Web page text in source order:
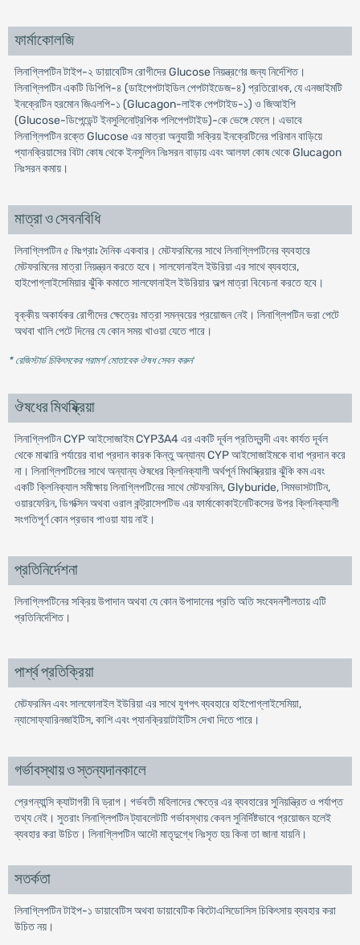
ফার্মাকোলজি
লিনাগ্লিপটিন টাইপ-২ ডায়াবেটিস রোগীদের Glucose নিয়ন্ত্রণের জন্য নির্দেশিত।
লিনাগ্লিপটিন একটি ডিপিপি-৪ (ডাইপেপটাইডিল পেপটাইডেজ-৪) প্রতিরোধক, যে এনজাইমটি
ইনক্রেটিন হরমোন জিএলপি-১ (Glucagon-লাইক পেপটাইড-১) ও জিআইপি
(Glucose-ডিপেন্ডেন্ট ইনসুলিনোট্রপিক পলিপেপটাইড)-কে ভেঙ্গে ফেলে। এভাবে
লিনাগ্লিপটিন রক্তে Glucose এর মাত্রা অনুযায়ী সক্রিয় ইনক্রেটিনের পরিমান বাড়িয়ে
প্যানক্রিয়াসের বিটা কোষ থেকে ইনসুলিন নিঃসরন বাড়ায় এবং আলফা কোষ থেকে Glucagon
নিঃসরন কমায়।
মাত্রা ও সেবনবিধি
লিনাগ্লিপটিন ৫ মিঃগ্রাঃ দৈনিক একবার। মেটফরমিনের সাথে লিনাগ্লিপটিনের ব্যবহারে
মেটফরমিনের মাত্রা নিয়ন্ত্রন করতে হবে। সালফোনাইল ইউরিয়া এর সাথে ব্যবহারে,
হাইপোগ্লাইসেমিয়ার ঝুঁকি কমাতে সালফোনাইল ইউরিয়ার অল্প মাত্রা বিবেচনা করতে হবে।
বৃক্কীয় অকার্যকর রোগীদের ক্ষেত্রেঃ মাত্রা সমন্বয়ের প্রয়োজন নেই। লিনাগ্লিপটিন ভরা পেটে
অথবা খালি পেটে দিনের যে কোন সময় খাওয়া যেতে পারে।
* রেজিস্টার্ড চিকিৎসকের পরামর্শ মোতাবেক ঔষধ সেবন করুন'
ঔষধের মিথষ্ক্রিয়া
লিনাগ্লিপটিন CYP আইসোজাইম CYP3A4 এর একটি দূর্বল প্রতিদ্বন্দী এবং কার্যত দূর্বল
থেকে মাঝারি পর্যায়ের বাধা প্রদান কারক কিন্তু অন্যান্য CYP আইসোজাইমকে বাধা প্রদান করে
না। লিনাগ্লিপটিনের সাথে অন্যান্য ঔষধের ক্লিনিক্যালী অর্থপূর্ন মিথস্ক্রিয়ার ঝুঁকি কম এবং
একটি ক্লিনিক্যাল সমীক্ষায় লিনাগ্লিপটিনের সাথে মেটফরমিন, Glyburide, সিমভাসটাটিন,
ওয়ারফেরিন, ডিগক্সিন অথবা ওরাল কন্ট্রাসেপটিভ এর ফার্মাকোকাইনেটিকসের উপর ক্লিনিক্যালী
সংগতিপূর্ণ কোন প্রভাব পাওয়া যায় নাই।
প্রতিনির্দেশনা
লিনাগ্লিপটিনের সক্রিয় উপাদান অথবা যে কোন উপাদানের প্রতি অতি সংবেদনশীলতায় এটি
প্রতিনির্দেশিত।
পার্শ্ব প্রতিক্রিয়া
মেটফরমিন এবং সালফোনাইল ইউরিয়া এর সাথে যুগপৎ ব্যবহারে হাইপোগ্লাইসেমিয়া,
ন্যাসোফ্যারিনজাইটিস, কাশি এবং প্যানক্রিয়াটাইটিস দেখা দিতে পারে।
গর্ভাবস্থায় ও স্তন্যদানকালে
প্রেগন্যান্সি ক্যাটাগরী বি ড্রাগ। গর্ভবতী মহিলাদের ক্ষেত্রে এর ব্যবহারের সুনিয়ন্ত্রিত ও পর্যাপ্ত
তথ্য নেই। সুতরাং লিনাগ্লিপটিন ট্যাবলেটটি গর্ভাবস্থায় কেবল সুনির্দিষ্টভাবে প্রয়োজন হলেই
ব্যবহার করা উচিত। লিনাগ্লিপটিন আদৌ মাতৃদুগ্ধে নিঃসৃত হয় কিনা তা জানা যায়নি।
সতর্কতা
লিনাগ্লিপটিন টাইপ-১ ডায়াবেটিস অথবা ডায়াবেটিক কিটোএসিডোসিস চিকিৎসায় ব্যবহার করা
উচিত নয়।